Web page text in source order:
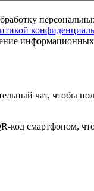
чат, чтобы
код смартфоном,